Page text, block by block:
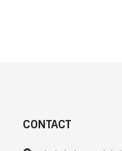
CONTACT